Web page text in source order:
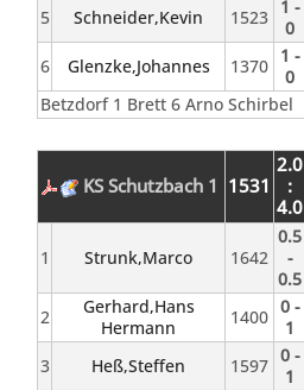
5 Schneider,Kevin 1523 1 -
0
6 Glenzke,Johannes 1370 1 -
0
Betzdorf 1 Brett 6 Arno Schirbel
KS Schutzbach 1 1531
2.0
:
4.0
1 Strunk,Marco 1642
0.5
-
0.5
2
Gerhard,Hans
Hermann
1400 0 -
1
3 Heß,Steffen 1597 0 -
1